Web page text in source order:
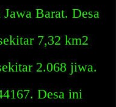
Barat. Desa
7,32 km2
2.068 jiwa.
Desa ini